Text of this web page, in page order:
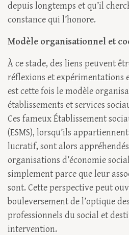
depuis longtemps et qu’il
constance qui l’honore.
Modèle organisationnel et
À ce stade, des liens peuvent
réflexions et expérimentations
est cette fois le modèle
établissements et services
Ces fameux Établissement
(ESMS), lorsqu’ils
lucratif, sont alors
organisations d’économie
simplement parce que leur
sont. Cette perspective peut
bouleversement de l’optique
professionnels du social et
intervention.